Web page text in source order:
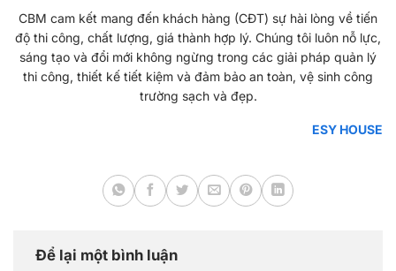
CBM cam kết mang đến khách hàng (CĐT) sự hài lòng về tiến
độ thi công, chất lượng, giá thành hợp lý. Chúng tôi luôn nỗ lực,
sáng tạo và đổi mới không ngừng trong các giải pháp quản lý
thi công, thiết kế tiết kiệm và đảm bảo an toàn, vệ sinh công
trường sạch và đẹp.
ESY HOUSE
Để lại một bình luận